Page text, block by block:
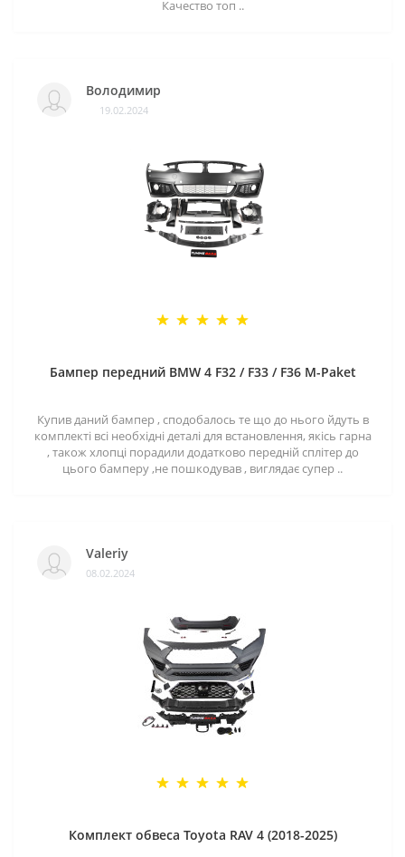
Качество топ ..
Володимир
19.02.2024
Бампер передний BMW 4 F32 / F33 / F36 M-Paket
Купив даний бампер , сподобалось те що до нього йдуть в
комплекті всі необхідні деталі для встановлення, якісь гарна
, також хлопці порадили додатково передній сплітер до
цього бамперу ,не пошкодував , виглядає супер ..
Valeriy
08.02.2024
Комплект обвеса Toyota RAV 4 (2018-2025)